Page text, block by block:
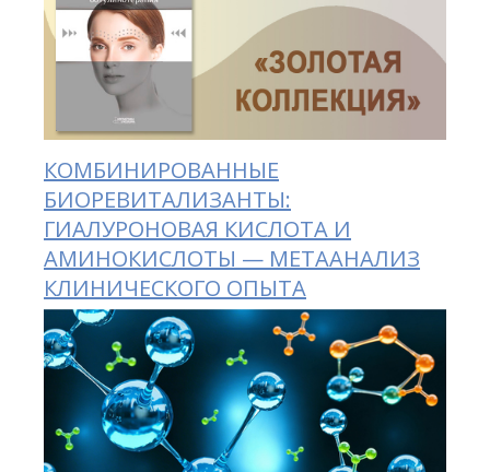
КОМБИНИРОВАННЫЕ
БИОРЕВИТАЛИЗАНТЫ:
ГИАЛУРОНОВАЯ КИСЛОТА И
АМИНОКИСЛОТЫ — МЕТААНАЛИЗ
КЛИНИЧЕСКОГО ОПЫТА